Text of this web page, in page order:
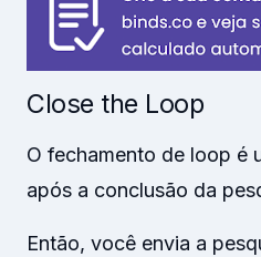
Close the Loop
O fechamento de loop é
após a conclusão da
Então, você envia a